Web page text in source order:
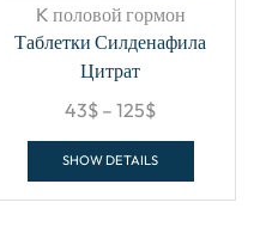
K половой гормон
Таблетки Силденафила
Цитрат
43$ – 125$
SHOW DETAILS